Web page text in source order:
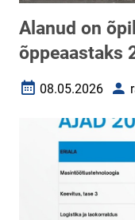
Alanud on
õppeaastaks
Loomise kuupäev
08.05.2026